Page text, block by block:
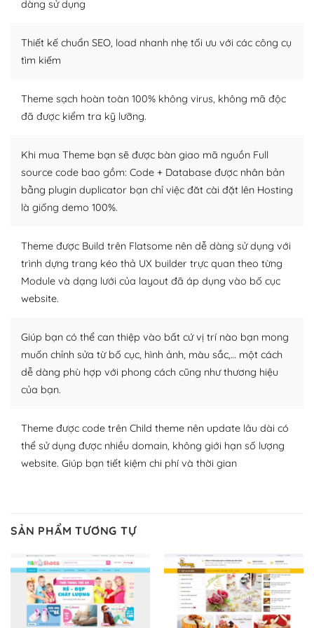
– Sở hữu một cộng đồng lớn, sẵn sàng hỗ trợ
khổng lồ được kiểm duyệt bởi các nhân viên và những
người cuồng tín WordPress.
kiếm những cộng đồng WordPress, họ sẽ giúp bạn trả
lời, giải đáp vấn đề của bạn.
Cộng đồng sử dụng WordPress sẵn sàng hỗ trợ bạn
Plugin mở rộng là thành phần cài đặt thêm vào
WordPress để tăng thêm các tính năng cần thiết. Có
nhiều plugin trả phí hoặc miễn phí.
plugin của WordPress rất phong phú. Bạn có thể thỏa
thích chọn lựa plugin và themes phù hợp cho mục đích
lập website của mình.
– Dễ sử dụng
Với mọi Hosting bất kỳ thì WordPress đều có thể dễ
Và bạn có toàn quyền tự do khi quyết định nơi lưu trữ
trang web WordPress của bạn.
Dễ dàng lựa chọn Hosting cho website WordPress
– Bảo mật cực tốt
dàng sử dụng
Thiết kế chuẩn SEO, load nhanh nhẹ tối ưu với các công cụ
tìm kiếm
Theme sạch hoàn toàn 100% không virus, không mã độc
đã được kiểm tra kỹ lưỡng.
Khi mua Theme bạn sẽ được bàn giao mã nguồn Full
source code bao gồm: Code + Database được nhân bản
bằng plugin duplicator bạn chỉ việc đăt cài đặt lên Hosting
là giống demo 100%.
Theme được Build trên Flatsome nên dễ dàng sử dụng với
trình dựng trang kéo thả UX builder trực quan theo từng
Module và dạng lưới của layout đã áp dụng vào bố cục
website.
Giúp bạn có thể can thiệp vào bất cứ vị trí nào bạn mong
muốn chỉnh sửa từ bố cục, hình ảnh, màu sắc,… một cách
dễ dàng phù hợp với phong cách cũng như thương hiệu
của bạn.
Theme được code trên Child theme nên update lâu dài có
thể sử dụng được nhiều domain, không giới hạn số lượng
website. Giúp bạn tiết kiệm chi phí và thời gian
SẢN PHẨM TƯƠNG TỰ